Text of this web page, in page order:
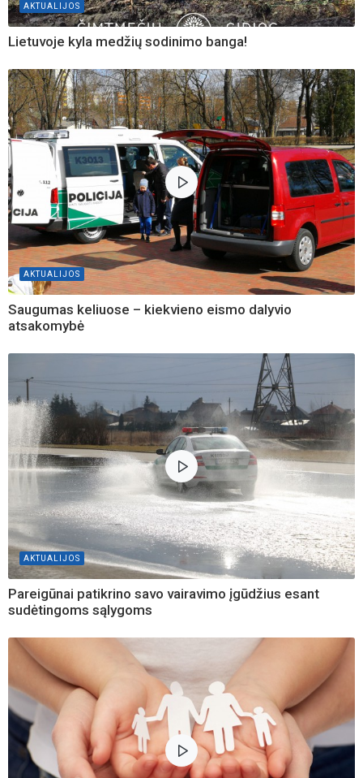
AKTUALIJOS
Lietuvoje kyla medžių sodinimo banga!
AKTUALIJOS
Saugumas keliuose – kiekvieno eismo dalyvio
atsakomybė
AKTUALIJOS
Pareigūnai patikrino savo vairavimo įgūdžius esant
sudėtingoms sąlygoms